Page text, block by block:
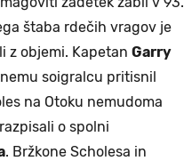
štaba rdečih vragov je
z objemi. Kapetan Garry
soigralcu pritisnil
na Otoku nemudoma
o spolni
. Bržkone Scholesa in